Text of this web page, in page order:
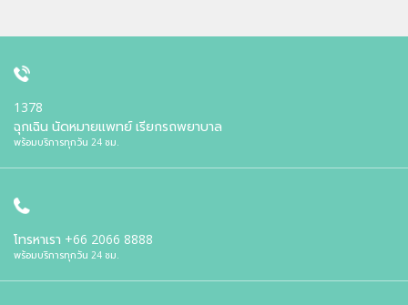
1378
ฉุกเฉิน นัดหมายแพทย์ เรียกรถพยาบาล
พร้อมบริการทุกวัน 24 ชม.
โทรหาเรา +66 2066 8888
พร้อมบริการทุกวัน 24 ชม.